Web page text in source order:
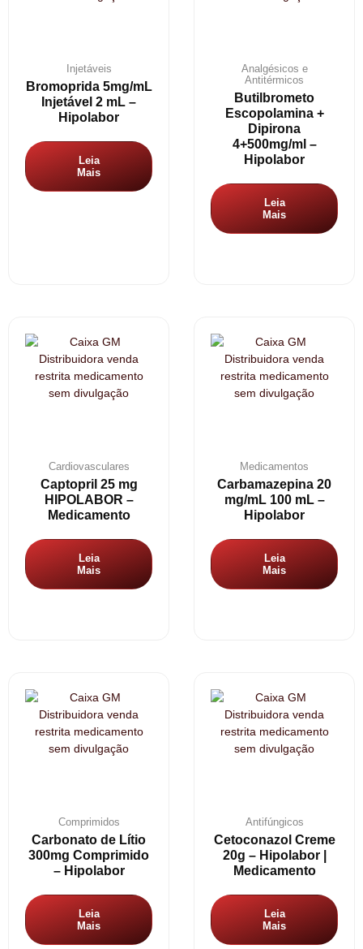
Injetáveis
Bromoprida 5mg/mL
Injetável 2 mL –
Hipolabor
Leia
Mais
Analgésicos e
Antitérmicos
Butilbrometo
Escopolamina +
Dipirona
4+500mg/ml –
Hipolabor
Leia
Mais
Cardiovasculares
Captopril 25 mg
HIPOLABOR –
Medicamento
Leia
Mais
Medicamentos
Carbamazepina 20
mg/mL 100 mL –
Hipolabor
Leia
Mais
Comprimidos
Carbonato de Lítio
300mg Comprimido
– Hipolabor
Leia
Mais
Antifúngicos
Cetoconazol Creme
20g – Hipolabor |
Medicamento
Leia
Mais